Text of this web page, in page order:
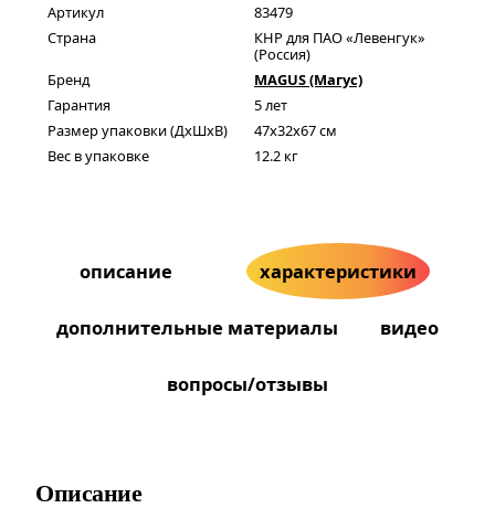
Артикул
83479
Страна
КНР для ПАО «Левенгук»
(Россия)
Бренд
MAGUS (Магус)
Гарантия
5 лет
Размер упаковки (ДxШxВ)
47x32x67 см
Вес в упаковке
12.2 кг
описание характеристики
дополнительные материалы видео
вопросы/отзывы
Описание